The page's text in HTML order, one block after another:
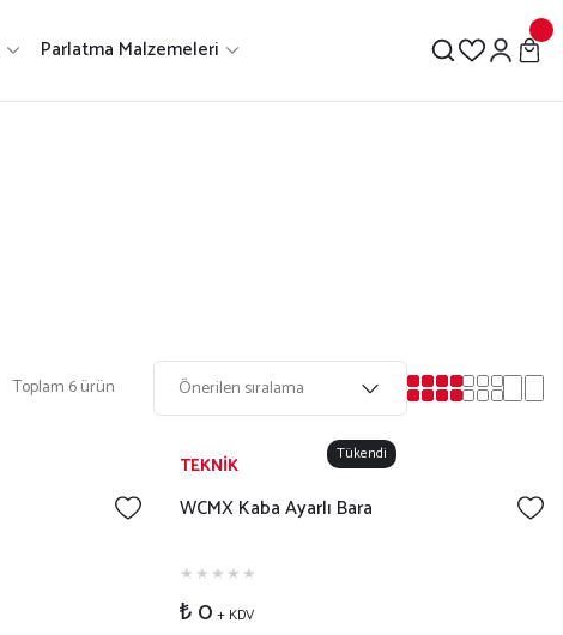
Parlatma Malzemeleri
Toplam 6 ürün
Tükendi
TEKNİK
WCMX Kaba Ayarlı Bara
₺ 0 + KDV